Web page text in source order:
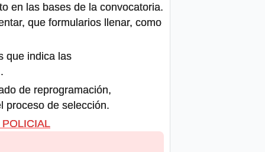
en las bases de la convocatoria.
que formularios llenar, como
que indica las
de reprogramación,
proceso de selección.